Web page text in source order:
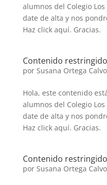
alumnos del Colegio
date de alta y nos
Haz click aquí. Gracias.
Contenido restringido
por Susana Ortega Calvo
Hola, este contenido
alumnos del Colegio
date de alta y nos
Haz click aquí. Gracias.
Contenido restringido
por Susana Ortega Calvo